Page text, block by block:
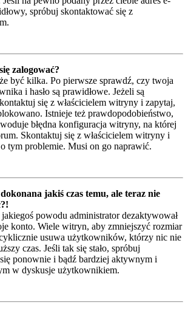
spróbuj skontaktować się z
zalogować?
być kilka. Po pierwsze sprawdź, czy twoja
i hasło są prawidłowe. Jeżeli są
się z właścicielem witryny i zapytaj,
Istnieje też prawdopodobieństwo,
błędna konfiguracja witryny, na której
Skontaktuj się z właścicielem witryny i
tym problemie. Musi on go naprawić.
jakiś czas temu, ale teraz nie
powodu administrator dezaktywował
konto. Wiele witryn, aby zmniejszyć rozmiar
usuwa użytkowników, którzy nic nie
czas. Jeśli tak się stało, spróbuj
ponownie i bądź bardziej aktywnym i
w dyskusje użytkownikiem.